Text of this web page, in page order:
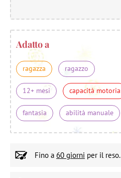
Adatto a
ragazza ragazzo
12+ mesi capacità motoria
fantasia abilità manuale
Fino a 60 giorni per il reso.